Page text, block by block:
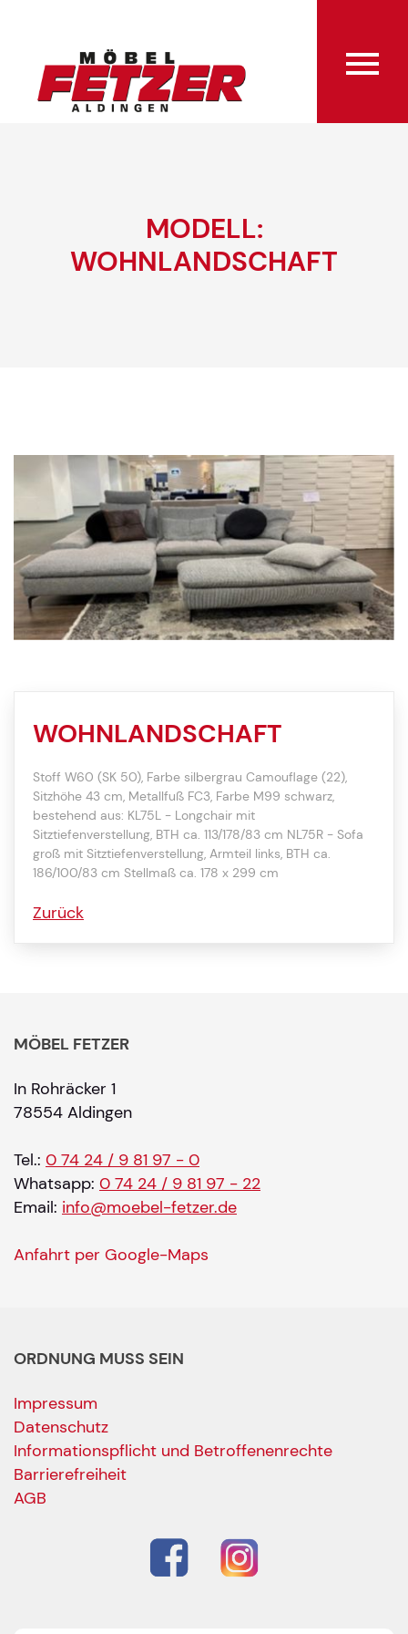
MODELL:
WOHNLANDSCHAFT
WOHNLANDSCHAFT
Stoff W60 (SK 50), Farbe silbergrau Camouflage (22),
Sitzhöhe 43 cm, Metallfuß FC3, Farbe M99 schwarz,
bestehend aus: KL75L - Longchair mit
Sitztiefenverstellung, BTH ca. 113/178/83 cm NL75R - Sofa
groß mit Sitztiefenverstellung, Armteil links, BTH ca.
186/100/83 cm Stellmaß ca. 178 x 299 cm
Zurück
MÖBEL FETZER
In Rohräcker 1
78554 Aldingen
Tel.: 0 74 24 / 9 81 97 - 0
Whatsapp: 0 74 24 / 9 81 97 - 22
Email: info@moebel-fetzer.de
Anfahrt per Google-Maps
ORDNUNG MUSS SEIN
Impressum
Datenschutz
Informationspflicht und Betroffenenrechte
Barrierefreiheit
AGB